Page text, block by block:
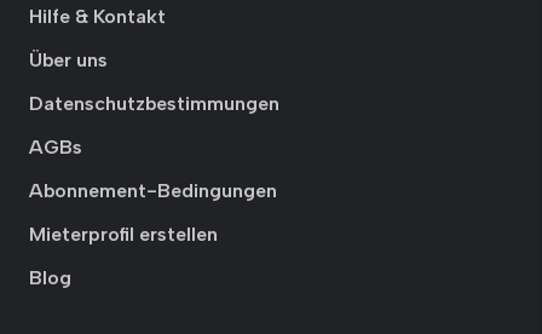
Hilfe & Kontakt
Über uns
Datenschutzbestimmungen
AGBs
Abonnement-Bedingungen
Mieterprofil erstellen
Blog